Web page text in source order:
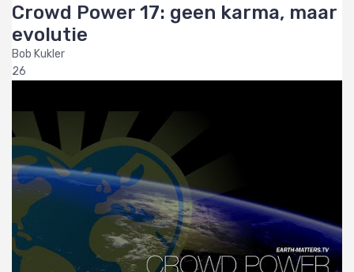
Crowd Power 17: geen karma, maar
evolutie
Bob Kukler
26